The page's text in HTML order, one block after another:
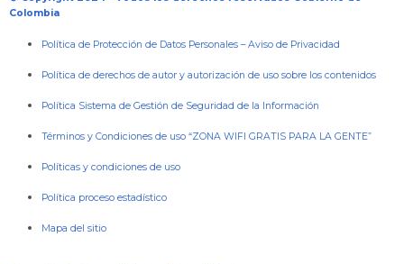
Colombia
Política de Protección de Datos Personales –Aviso de Privacidad
Política de derechos de autor y autorización de uso sobre los contenidos
Política Sistema de Gestión de Seguridad de la Información
Términos y Condiciones de uso “ZONA WIFI GRATIS PARA LA GENTE”
Políticas y condiciones de uso
Política proceso estadístico
Mapa del sitio